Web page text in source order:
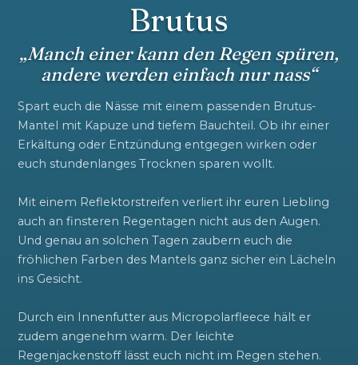
Brutus
„Manch einer kann den Regen spüren,
andere werden einfach nur nass“
Spart euch die Nässe mit einem passenden Brutus-
Mantel mit Kapuze und tiefem Bauchteil. Ob ihr einer
Erkältung oder Entzündung entgegen wirken oder
euch stundenlanges Trocknen sparen wollt.
Mit einem Reflektorstreifen verliert ihr euren Liebling
auch an finsteren Regentagen nicht aus den Augen.
Und genau an solchen Tagen zaubern euch die
fröhlichen Farben des Mantels ganz sicher ein Lächeln
ins Gesicht.
Durch ein Innenfutter aus Micropolarfleece hält er
zudem angenehm warm. Der leichte
Regenjackenstoff lässt euch nicht im Regen stehen.